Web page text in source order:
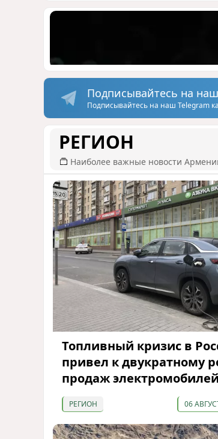
Подписывайтесь на
Подписывайтесь на наш Telegram
РЕГИОН
Наиболее важные новости
Топливный кризис в
привел к двукратному
продаж электромобилей
РЕГИОН 06